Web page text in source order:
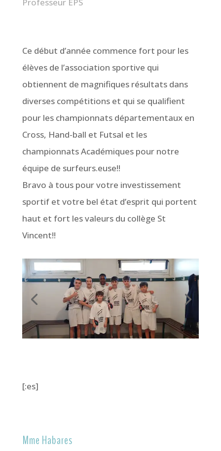
Professeur EPS
Ce début d’année commence fort pour les
élèves de l’association sportive qui
obtiennent de magnifiques résultats dans
diverses compétitions et qui se qualifient
pour les championnats départementaux en
Cross, Hand-ball et Futsal et les
championnats Académiques pour notre
équipe de surfeurs.euse!!
Bravo à tous pour votre investissement
sportif et votre bel état d’esprit qui portent
haut et fort les valeurs du collège St
Vincent!!
[:es]
Mme Habares